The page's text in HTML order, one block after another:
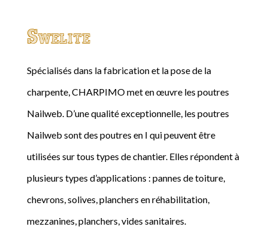
Swelite
Spécialisés dans la fabrication et la pose de la
charpente, CHARPIMO met en œuvre les poutres
Nailweb. D’une qualité exceptionnelle, les poutres
Nailweb sont des poutres en I qui peuvent être
utilisées sur tous types de chantier. Elles répondent à
plusieurs types d’applications : pannes de toiture,
chevrons, solives, planchers en réhabilitation,
mezzanines, planchers, vides sanitaires.